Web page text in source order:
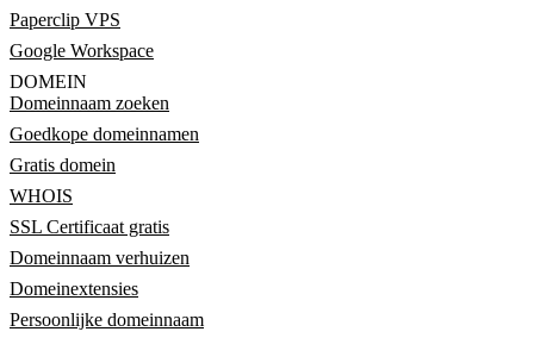
Paperclip VPS
Google Workspace
DOMEIN
Domeinnaam zoeken
Goedkope domeinnamen
Gratis domein
WHOIS
SSL Certificaat gratis
Domeinnaam verhuizen
Domeinextensies
Persoonlijke domeinnaam